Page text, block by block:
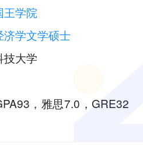
王学院
济学文学硕士
技大学
，雅思7.0，GRE32